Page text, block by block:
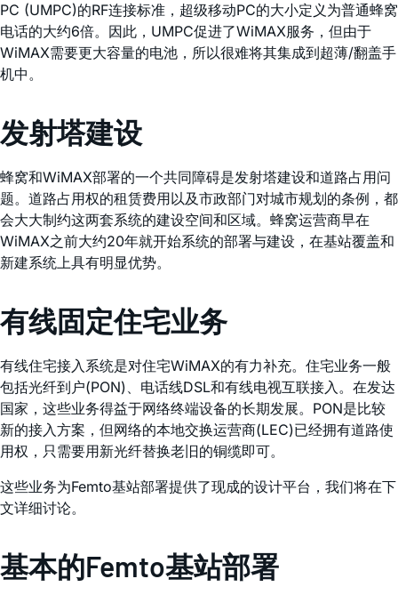
PC (UMPC)的RF连接标准，超级移动PC的大小定义为普通蜂窝
电话的大约6倍。因此，UMPC促进了WiMAX服务，但由于
WiMAX需要更大容量的电池，所以很难将其集成到超薄/翻盖手
机中。
发射塔建设
蜂窝和WiMAX部署的一个共同障碍是发射塔建设和道路占用问
题。道路占用权的租赁费用以及市政部门对城市规划的条例，都
会大大制约这两套系统的建设空间和区域。蜂窝运营商早在
WiMAX之前大约20年就开始系统的部署与建设，在基站覆盖和
新建系统上具有明显优势。
有线固定住宅业务
有线住宅接入系统是对住宅WiMAX的有力补充。住宅业务一般
包括光纤到户(PON)、电话线DSL和有线电视互联接入。在发达
国家，这些业务得益于网络终端设备的长期发展。PON是比较
新的接入方案，但网络的本地交换运营商(LEC)已经拥有道路使
用权，只需要用新光纤替换老旧的铜缆即可。
这些业务为Femto基站部署提供了现成的设计平台，我们将在下
文详细讨论。
基本的Femto基站部署